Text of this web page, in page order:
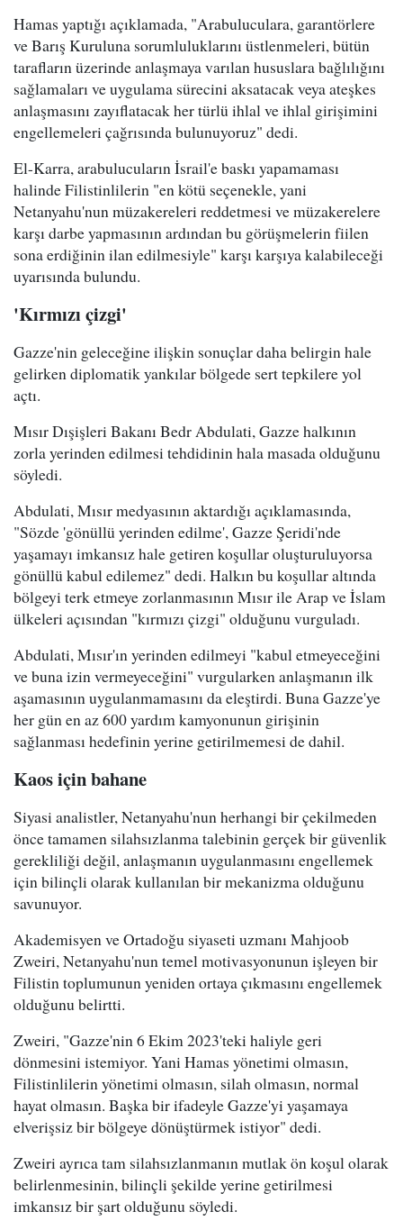
Hamas yaptığı açıklamada, "Arabuluculara, garantörlere
ve Barış Kuruluna sorumluluklarını üstlenmeleri, bütün
tarafların üzerinde anlaşmaya varılan hususlara bağlılığını
sağlamaları ve uygulama sürecini aksatacak veya ateşkes
anlaşmasını zayıflatacak her türlü ihlal ve ihlal girişimini
engellemeleri çağrısında bulunuyoruz" dedi.
El-Karra, arabulucuların İsrail'e baskı yapamaması
halinde Filistinlilerin "en kötü seçenekle, yani
Netanyahu'nun müzakereleri reddetmesi ve müzakerelere
karşı darbe yapmasının ardından bu görüşmelerin fiilen
sona erdiğinin ilan edilmesiyle" karşı karşıya kalabileceği
uyarısında bulundu.
'Kırmızı çizgi'
Gazze'nin geleceğine ilişkin sonuçlar daha belirgin hale
gelirken diplomatik yankılar bölgede sert tepkilere yol
açtı.
Mısır Dışişleri Bakanı Bedr Abdulati, Gazze halkının
zorla yerinden edilmesi tehdidinin hala masada olduğunu
söyledi.
Abdulati, Mısır medyasının aktardığı açıklamasında,
"Sözde 'gönüllü yerinden edilme', Gazze Şeridi'nde
yaşamayı imkansız hale getiren koşullar oluşturuluyorsa
gönüllü kabul edilemez" dedi. Halkın bu koşullar altında
bölgeyi terk etmeye zorlanmasının Mısır ile Arap ve İslam
ülkeleri açısından "kırmızı çizgi" olduğunu vurguladı.
Abdulati, Mısır'ın yerinden edilmeyi "kabul etmeyeceğini
ve buna izin vermeyeceğini" vurgularken anlaşmanın ilk
aşamasının uygulanmamasını da eleştirdi. Buna Gazze'ye
her gün en az 600 yardım kamyonunun girişinin
sağlanması hedefinin yerine getirilmemesi de dahil.
Kaos için bahane
Siyasi analistler, Netanyahu'nun herhangi bir çekilmeden
önce tamamen silahsızlanma talebinin gerçek bir güvenlik
gerekliliği değil, anlaşmanın uygulanmasını engellemek
için bilinçli olarak kullanılan bir mekanizma olduğunu
savunuyor.
Akademisyen ve Ortadoğu siyaseti uzmanı Mahjoob
Zweiri, Netanyahu'nun temel motivasyonunun işleyen bir
Filistin toplumunun yeniden ortaya çıkmasını engellemek
olduğunu belirtti.
Zweiri, "Gazze'nin 6 Ekim 2023'teki haliyle geri
dönmesini istemiyor. Yani Hamas yönetimi olmasın,
Filistinlilerin yönetimi olmasın, silah olmasın, normal
hayat olmasın. Başka bir ifadeyle Gazze'yi yaşamaya
elverişsiz bir bölgeye dönüştürmek istiyor" dedi.
Zweiri ayrıca tam silahsızlanmanın mutlak ön koşul olarak
belirlenmesinin, bilinçli şekilde yerine getirilmesi
imkansız bir şart olduğunu söyledi.